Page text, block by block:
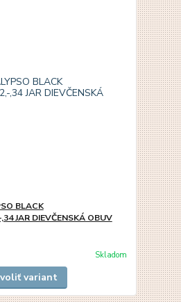
BLACK
JAR DIEVČENSKÁ OBUV
Skladom
variant